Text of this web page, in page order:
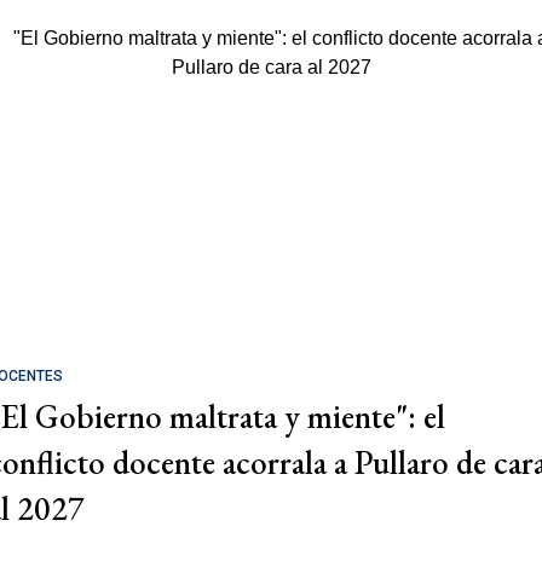
Gobierno maltrata y miente": el
docente acorrala a Pullaro de
2027